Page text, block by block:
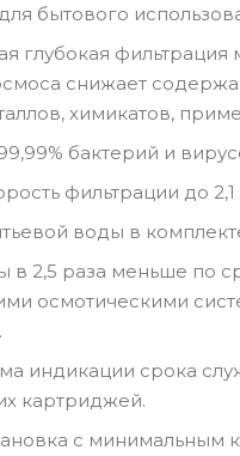
бытового
глубокая
снижает
химикатов,
бактерий и
фильтрации до
воды в
в 2,5 раза меньше по
осмотическими
индикации срока
картриджей.
с минимальным